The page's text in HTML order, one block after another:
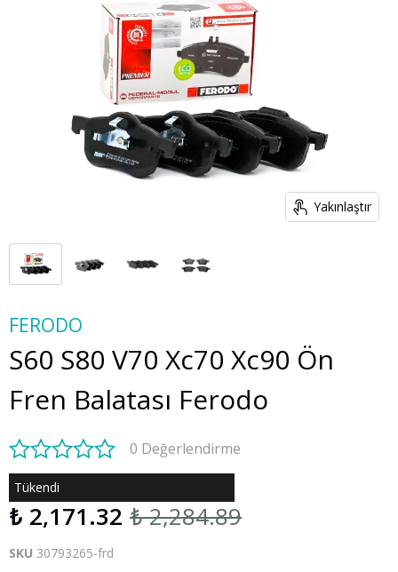
Yakınlaştır
FERODO
S60 S80 V70 Xc70 Xc90 Ön
Fren Balatası Ferodo
0 Değerlendirme
Tükendi
₺ 2,171.32 ₺ 2,284.89
SKU 30793265-frd